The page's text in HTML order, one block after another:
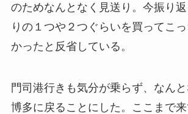
のためなんとなく見送り。今振り
りの１つや２つぐらいを買ってこ
かったと反省している。
門司港行きも気分が乗らず、なん
博多に戻ることにした。ここまで